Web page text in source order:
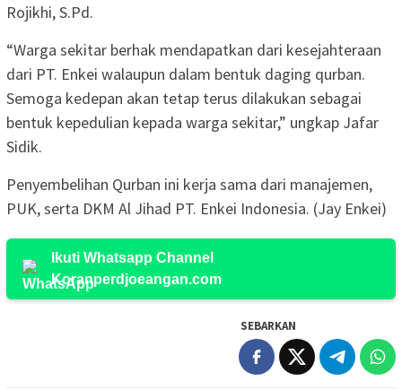
Rojikhi, S.Pd.
“Warga sekitar berhak mendapatkan dari kesejahteraan
dari PT. Enkei walaupun dalam bentuk daging qurban.
Semoga kedepan akan tetap terus dilakukan sebagai
bentuk kepedulian kepada warga sekitar,” ungkap Jafar
Sidik.
Penyembelihan Qurban ini kerja sama dari manajemen,
PUK, serta DKM Al Jihad PT. Enkei Indonesia. (Jay Enkei)
Ikuti Whatsapp Channel
Koranperdjoeangan.com
SEBARKAN